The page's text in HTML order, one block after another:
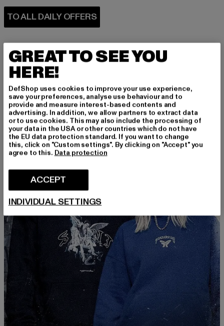
TO ALL DAILY OFFERS
PERFECTLY COMBINED
GREAT TO SEE YOU
HERE!
DefShop uses cookies to improve your use experience,
save your preferences, analyse use behaviour and to
provide and measure interest-based contents and
advertising. In addition, we allow partners to extract data
or to use cookies. This may also include the processing of
your data in the USA or other countries which do not have
the EU data protection standard. If you want to change
this, click on "Custom settings". By clicking on "Accept" you
agree to this. Data protection
ACCEPT
INDIVIDUAL SETTINGS